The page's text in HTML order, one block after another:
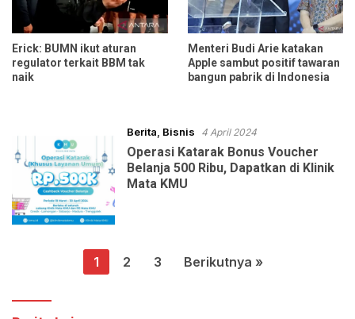
Erick: BUMN ikut aturan
regulator terkait BBM tak
naik
Menteri Budi Arie katakan
Apple sambut positif tawaran
bangun pabrik di Indonesia
Berita Bisnis 4 April 2024
Operasi Katarak Bonus Voucher
Belanja 500 Ribu, Dapatkan di Klinik
Mata KMU
1 2 3 Berikutnya »